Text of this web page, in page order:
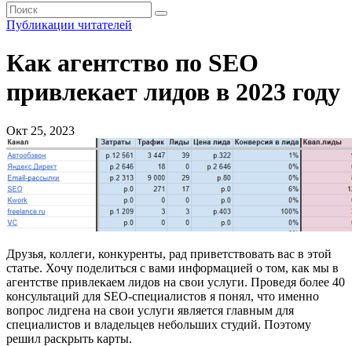
Публикации читателей
Как агентство по SEO
привлекает лидов в 2023 году
Окт 25, 2023
Друзья, коллеги, конкуренты, рад приветствовать вас в этой
статье. Хочу поделиться с вами информацией о том, как мы в
агентстве привлекаем лидов на свои услуги. Проведя более 40
консультаций для SEO-специалистов я понял, что именно
вопрос лидгена на свои услуги является главным для
специалистов и владельцев небольших студий. Поэтому
решил раскрыть карты.